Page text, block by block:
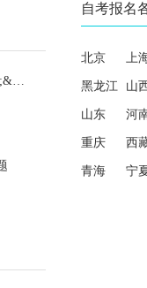
全国2024年4月自学考试经济法概论（财经类）试题&#32;&#32;
自考报名
北京 上
黑龙江 山
山东 河
重庆 西
青海 宁